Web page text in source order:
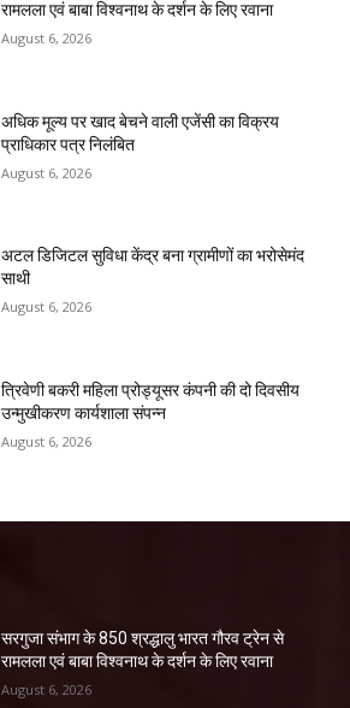
रामलला एवं बाबा विश्वनाथ के दर्शन के लिए रवाना
August 6, 2026
अधिक मूल्य पर खाद बेचने वाली एजेंसी का विक्रय
प्राधिकार पत्र निलंबित
August 6, 2026
अटल डिजिटल सुविधा केंद्र बना ग्रामीणों का भरोसेमंद
साथी
August 6, 2026
त्रिवेणी बकरी महिला प्रोड्यूसर कंपनी की दो दिवसीय
उन्मुखीकरण कार्यशाला संपन्न
August 6, 2026
सरगुजा संभाग के 850 श्रद्धालु भारत गौरव ट्रेन से
रामलला एवं बाबा विश्वनाथ के दर्शन के लिए रवाना
August 6, 2026